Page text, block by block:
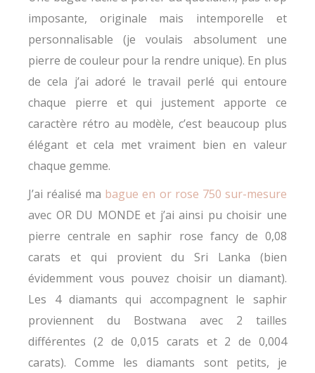
imposante, originale mais intemporelle et
personnalisable (je voulais absolument une
pierre de couleur pour la rendre unique). En plus
de cela j’ai adoré le travail perlé qui entoure
chaque pierre et qui justement apporte ce
caractère rétro au modèle, c’est beaucoup plus
élégant et cela met vraiment bien en valeur
chaque gemme.
J’ai réalisé ma bague en or rose 750 sur-mesure
avec OR DU MONDE et j’ai ainsi pu choisir une
pierre centrale en saphir rose fancy de 0,08
carats et qui provient du Sri Lanka (bien
évidemment vous pouvez choisir un diamant).
Les 4 diamants qui accompagnent le saphir
proviennent du Bostwana avec 2 tailles
différentes (2 de 0,015 carats et 2 de 0,004
carats). Comme les diamants sont petits, je